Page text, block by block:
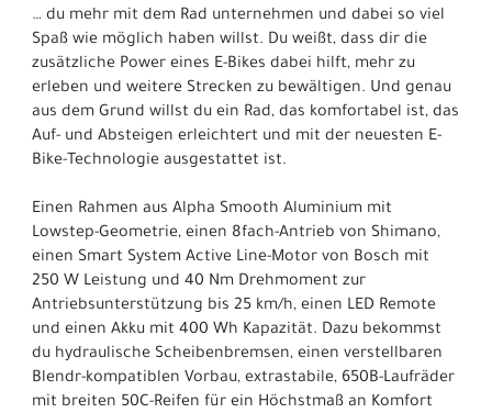
… du mehr mit dem Rad unternehmen und dabei so viel
Spaß wie möglich haben willst. Du weißt, dass dir die
zusätzliche Power eines E-Bikes dabei hilft, mehr zu
erleben und weitere Strecken zu bewältigen. Und genau
aus dem Grund willst du ein Rad, das komfortabel ist, das
Auf- und Absteigen erleichtert und mit der neuesten E-
Bike-Technologie ausgestattet ist.
Einen Rahmen aus Alpha Smooth Aluminium mit
Lowstep-Geometrie, einen 8fach-Antrieb von Shimano,
einen Smart System Active Line-Motor von Bosch mit
250 W Leistung und 40 Nm Drehmoment zur
Antriebsunterstützung bis 25 km/h, einen LED Remote
und einen Akku mit 400 Wh Kapazität. Dazu bekommst
du hydraulische Scheibenbremsen, einen verstellbaren
Blendr-kompatiblen Vorbau, extrastabile, 650B-Laufräder
mit breiten 50C-Reifen für ein Höchstmaß an Komfort